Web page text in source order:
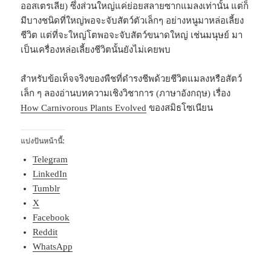
ออสเตรเลีย) ซึ่งส่วนใหญ่แค่ย่อยสลายซากแมลงเท่านั้น แต่ก็
มีบางชนิดที่ใหญ่พอจะจับสัตว์ตัวเล็กๆ อย่างหนูมาหล่อเลี้ยง
ชีวิต แต่ที่จะใหญ่โตพอจะจับสัตว์ขนาดใหญ่ เช่นมนุษย์ มา
เป็นเครื่องหล่อเลี้ยงชีวิตนั้นยังไม่เคยพบ
สำหรับข้อเท็จจริงของพืชที่ดำรงชีพด้วยชีวิตแมลงหรือสัตว์
เล็ก ๆ ลองอ่านบทความเชิงวิชาการ (ภาษาอังกฤษ) เรื่อง
How Carnivorous Plants Evolved ของสมิธโซเนียน
แบ่งปันหน้านี้:
Telegram
LinkedIn
Tumblr
X
Facebook
Reddit
WhatsApp